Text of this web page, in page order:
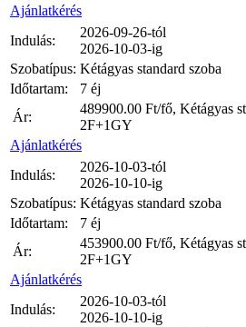
Ajánlatkérés
Indulás:
2026-09-26-tól
2026-10-03-ig
Szobatípus: Kétágyas standard szoba
Időtartam:
7 éj
Ár:
489900.00 Ft/fő, Kétágyas
2F+1GY
Ajánlatkérés
Indulás:
2026-10-03-tól
2026-10-10-ig
Szobatípus: Kétágyas standard szoba
Időtartam:
7 éj
Ár:
453900.00 Ft/fő, Kétágyas
2F+1GY
Ajánlatkérés
Indulás:
2026-10-03-tól
2026-10-10-ig